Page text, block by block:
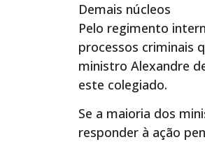
Demais núcleos
Pelo regimento
processos criminais
ministro Alexandre
este colegiado.
Se a maioria dos
responder à ação